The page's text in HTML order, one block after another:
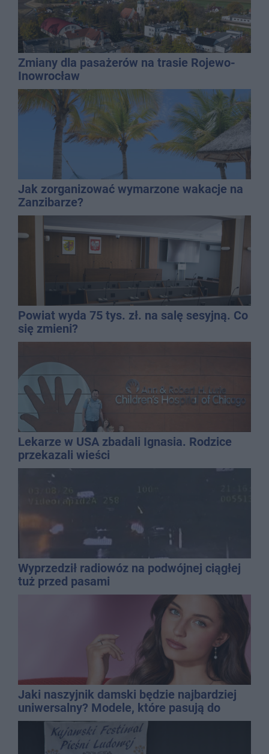
Zmiany dla pasażerów na trasie Rojewo-
Inowrocław
Jak zorganizować wymarzone wakacje na
Zanzibarze?
Powiat wyda 75 tys. zł. na salę sesyjną. Co
się zmieni?
Lekarze w USA zbadali Ignasia. Rodzice
przekazali wieści
Wyprzedził radiowóz na podwójnej ciągłej
tuż przed pasami
Jaki naszyjnik damski będzie najbardziej
uniwersalny? Modele, które pasują do
wielu stylizacji